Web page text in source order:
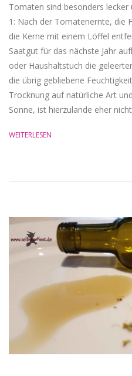
Tomaten sind besonders
1: Nach der Tomatenernte, die
die Kerne mit einem Löffel
Saatgut für das nächste Jahr
oder Haushaltstuch die
die übrig gebliebene
Trocknung auf natürliche Art
Sonne, ist hierzulande eher
WEITERLESEN